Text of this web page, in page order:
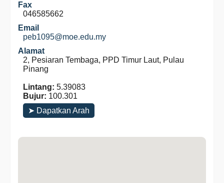
Fax
046585662
Email
peb1095@moe.edu.my
Alamat
2, Pesiaran Tembaga, PPD Timur Laut, Pulau
Pinang
Lintang: 5.39083
Bujur: 100.301
➤ Dapatkan Arah